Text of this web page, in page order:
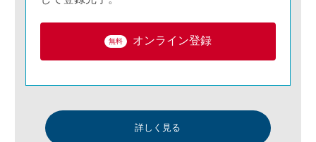
無料 オンライン登録
詳しく見る